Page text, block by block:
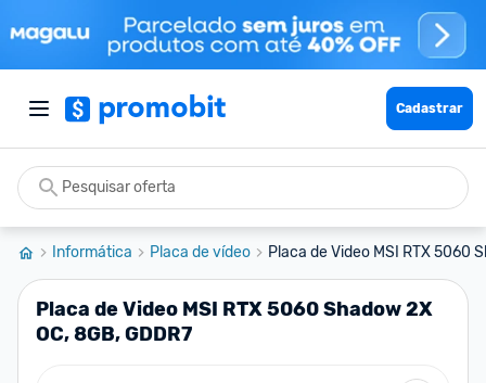
Cadastrar
Informática Placa de vídeo Placa de Video MSI RTX 5060
Placa de Video MSI RTX 5060 Shadow 2X
OC, 8GB, GDDR7